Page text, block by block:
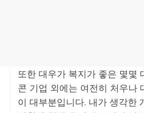
또한 대우가 복지가 좋은 몇몇
콘 기업 외에는 여전히 처우나
이 대부분입니다. 내가 생각한